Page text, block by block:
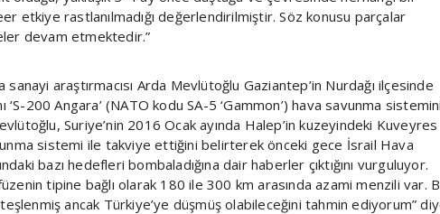
etkiye rastlanılmadığı değerlendirilmiştir. Söz konusu parçalar
devam etmektedir.”
sanayi araştırmacısı Arda Mevlütoğlu Gaziantep’in Nurdağı ilçesinde
‘S-200 Angara’ (NATO kodu SA-5 ‘Gammon’) hava savunma
Suriye’nin 2016 Ocak ayında Halep’in kuzeyindeki Kuveyres
sistemi ile takviye ettiğini belirterek önceki gece İsrail Hava
bazı hedefleri bombaladığına dair haberler çıktığını vurguluyor.
tipine bağlı olarak 180 ile 300 km arasında azami menzili var.
ancak Türkiye’ye düşmüş olabileceğini tahmin ediyorum”